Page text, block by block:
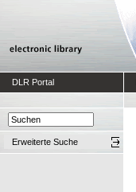
DLR Portal
Erweiterte Suche